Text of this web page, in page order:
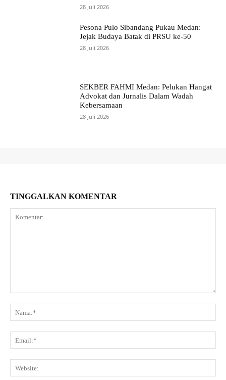
28 Juli 2026
Pesona Pulo Sibandang Pukau Medan:
Jejak Budaya Batak di PRSU ke-50
28 Juli 2026
SEKBER FAHMI Medan: Pelukan Hangat
Advokat dan Jurnalis Dalam Wadah
Kebersamaan
28 Juli 2026
TINGGALKAN KOMENTAR